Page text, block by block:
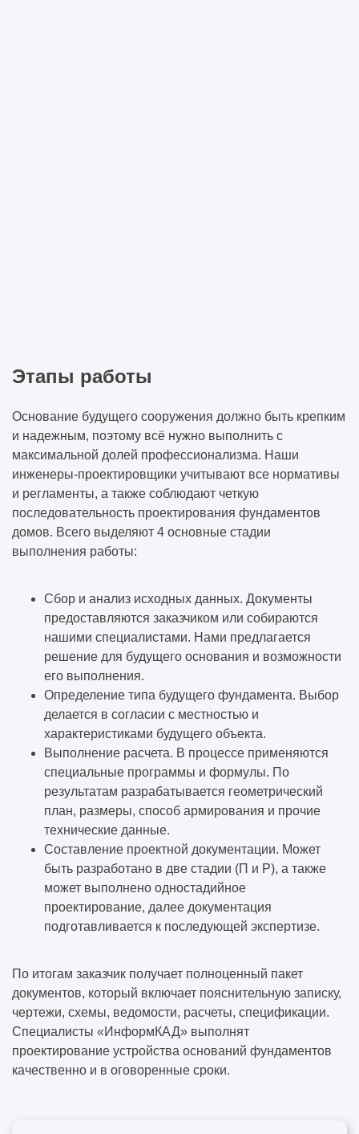
Этапы работы
Основание будущего сооружения должно быть крепким
и надежным, поэтому всё нужно выполнить с
максимальной долей профессионализма. Наши
инженеры-проектировщики учитывают все нормативы
и регламенты, а также соблюдают четкую
последовательность проектирования фундаментов
домов. Всего выделяют 4 основные стадии
выполнения работы:
Сбор и анализ исходных данных. Документы
предоставляются заказчиком или собираются
нашими специалистами. Нами предлагается
решение для будущего основания и возможности
его выполнения.
Определение типа будущего фундамента. Выбор
делается в согласии с местностью и
характеристиками будущего объекта.
Выполнение расчета. В процессе применяются
специальные программы и формулы. По
результатам разрабатывается геометрический
план, размеры, способ армирования и прочие
технические данные.
Составление проектной документации. Может
быть разработано в две стадии (П и Р), а также
может выполнено одностадийное
проектирование, далее документация
подготавливается к последующей экспертизе.
По итогам заказчик получает полноценный пакет
документов, который включает пояснительную записку,
чертежи, схемы, ведомости, расчеты, спецификации.
Специалисты «ИнформКАД» выполнят
проектирование устройства оснований фундаментов
качественно и в оговоренные сроки.